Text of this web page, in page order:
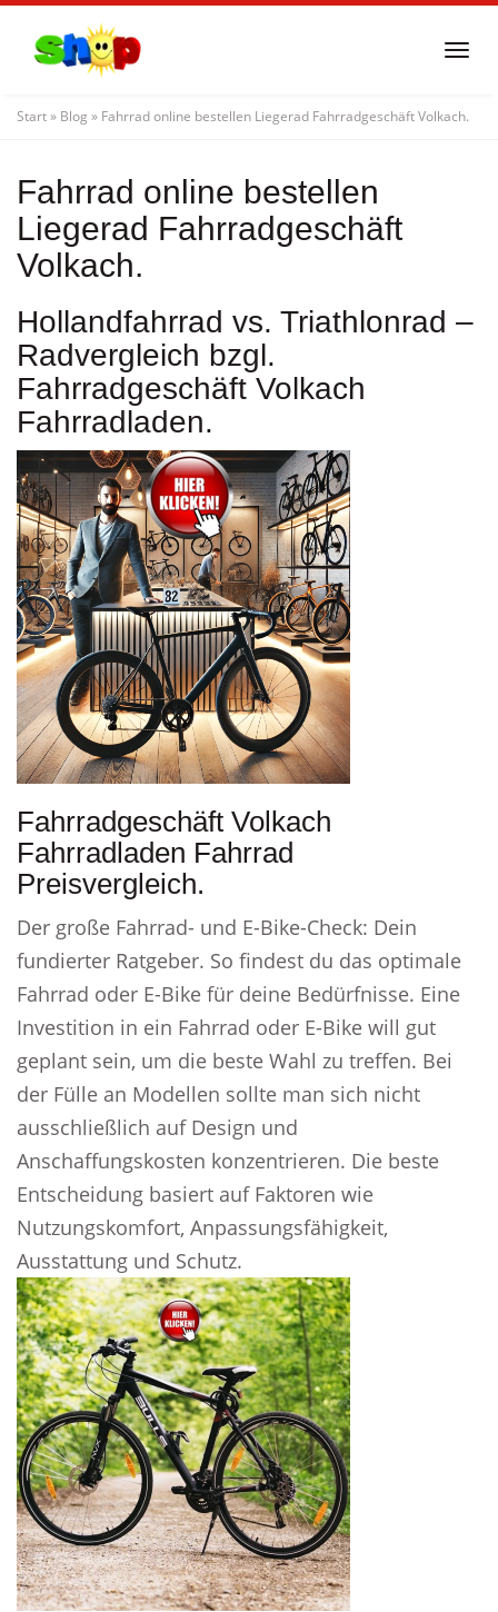
content
Start» Blog » Fahrrad online bestellen Liegerad Fahrradgeschäft Volkach.
Fahrrad online bestellen
Liegerad Fahrradgeschäft
Volkach.
Hollandfahrrad vs. Triathlonrad –
Radvergleich bzgl.
Fahrradgeschäft Volkach
Fahrradladen.
Fahrradgeschäft Volkach
Fahrradladen Fahrrad
Preisvergleich.
Der große Fahrrad- und E-Bike-Check: Dein
fundierter Ratgeber. So findest du das optimale
Fahrrad oder E-Bike für deine Bedürfnisse. Eine
Investition in ein Fahrrad oder E-Bike will gut
geplant sein, um die beste Wahl zu treffen. Bei
der Fülle an Modellen sollte man sich nicht
ausschließlich auf Design und
Anschaffungskosten konzentrieren. Die beste
Entscheidung basiert auf Faktoren wie
Nutzungskomfort, Anpassungsfähigkeit,
Ausstattung und Schutz.